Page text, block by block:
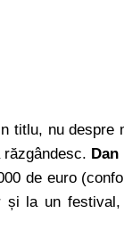
titlu, nu
Dan
de euro
și la un